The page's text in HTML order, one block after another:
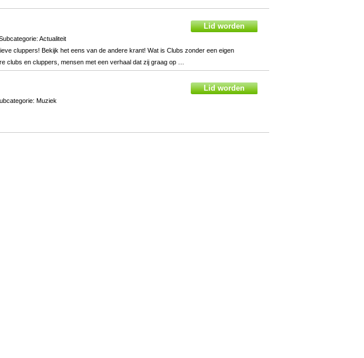
Actualiteit
cluppers! Bekijk het eens van de andere krant! Wat is Clubs zonder een eigen
clubs en cluppers, mensen met een verhaal dat zij graag op …
Muziek